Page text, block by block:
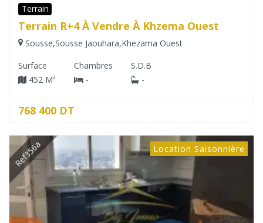
Terrain
Terrain R+4 À Vendre À Khzema Ouest
Sousse,Sousse Jaouhara,Khezama Ouest
Surface
452 M²
Chambres
-
S.D.B
-
768 400 DT
Ref356a Location Saisonnière